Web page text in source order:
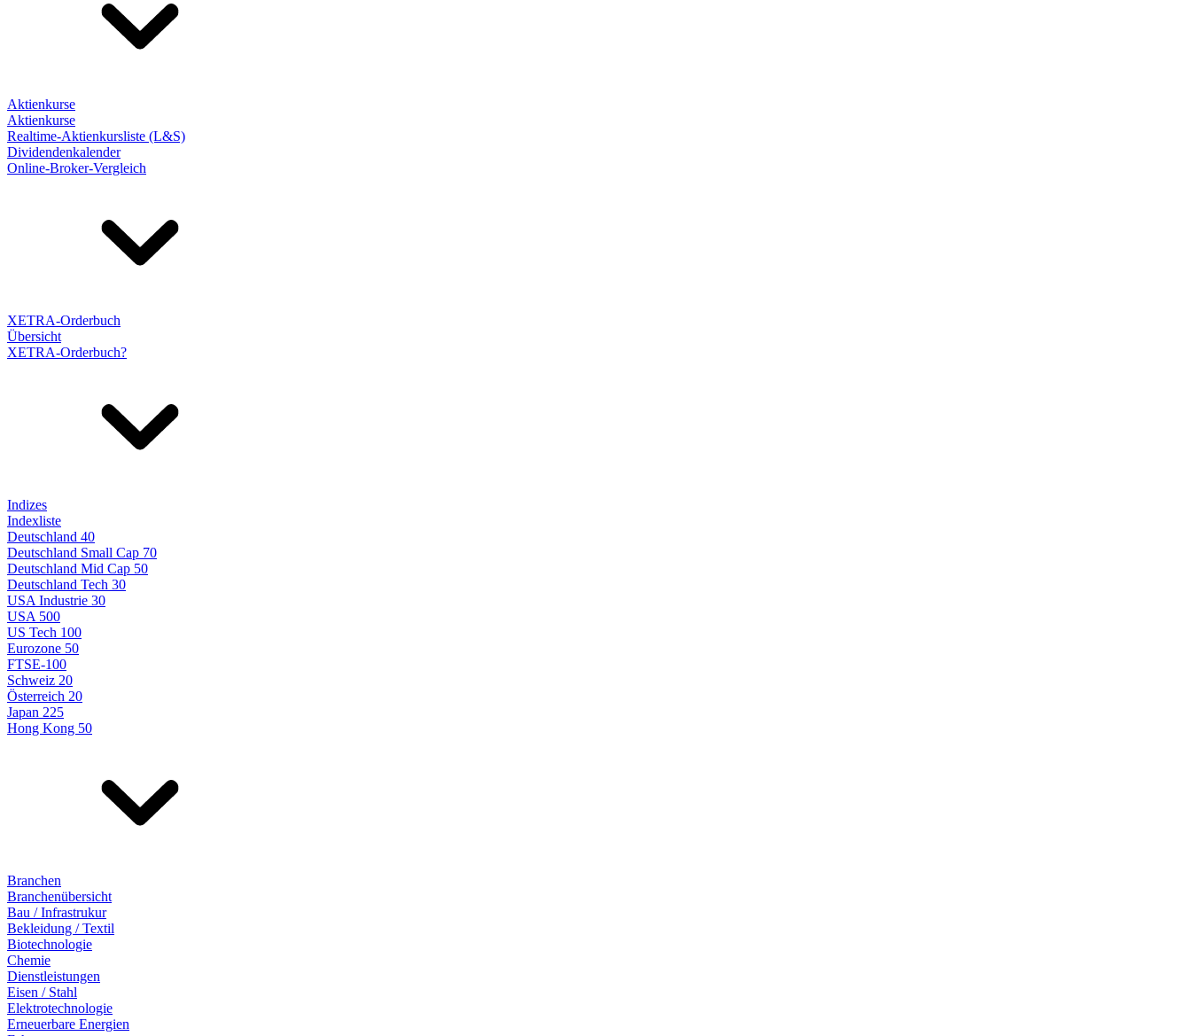
Aktienkurse
Aktienkurse
Realtime-Aktienkursliste (L&S)
Dividendenkalender
Online-Broker-Vergleich
XETRA-Orderbuch
Übersicht
XETRA-Orderbuch?
Indizes
Indexliste
Deutschland 40
Deutschland Small Cap 70
Deutschland Mid Cap 50
Deutschland Tech 30
USA Industrie 30
USA 500
US Tech 100
Eurozone 50
FTSE-100
Schweiz 20
Österreich 20
Japan 225
Hong Kong 50
Branchen
Branchenübersicht
Bau / Infrastrukur
Bekleidung / Textil
Biotechnologie
Chemie
Dienstleistungen
Eisen / Stahl
Elektrotechnologie
Erneuerbare Energien